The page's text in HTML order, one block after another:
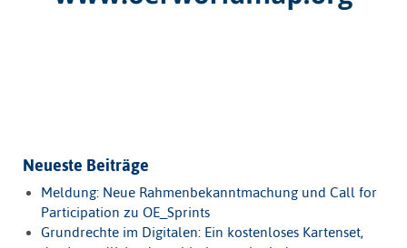
Neueste Beiträge
Meldung: Neue Rahmenbekanntmachung und Call for
Participation zu OE_Sprints
Grundrechte im Digitalen: Ein kostenloses Kartenset,